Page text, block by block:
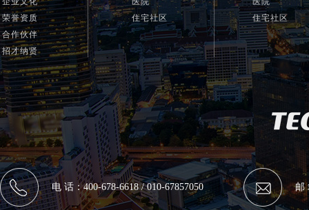
荣誉资质
合作伙伴
招才纳贤
住宅社区
住宅社区
电 话：400-678-6618 / 010-67857050 邮